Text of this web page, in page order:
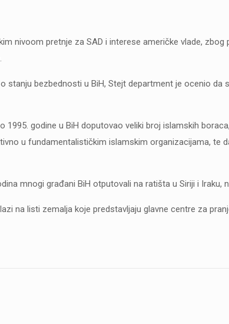
nivoom pretnje za SAD i interese američke vlade,
stanju bezbednosti u BiH, Stejt department je ocenio da
1995. godine u BiH doputovao veliki broj islamskih
u fundamentalističkim islamskim organizacijama, te
mnogi građani BiH otputovali na ratišta u Siriji i Iraku,
na listi zemalja koje predstavljaju glavne centre za